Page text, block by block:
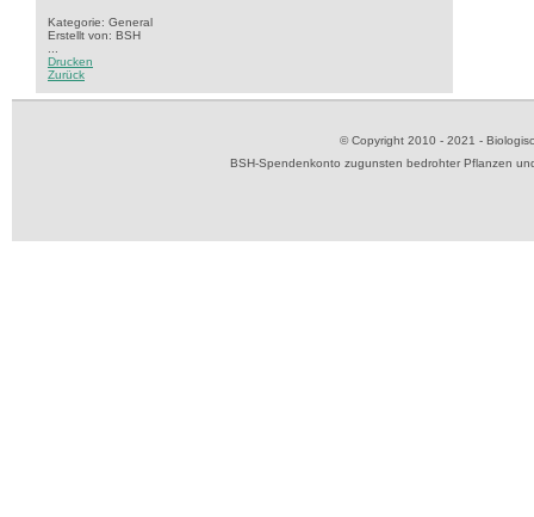
Kategorie: General
Erstellt von: BSH
Drucken
Zurück
© Copyright 2010 - 2021 -
BSH-Spendenkonto zugunsten bedrohter Pflanzen